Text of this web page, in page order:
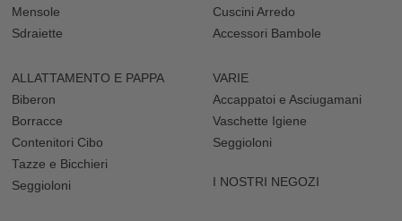
Mensole
Sdraiette
Cuscini Arredo
Accessori Bambole
ALLATTAMENTO E PAPPA
Biberon
Borracce
Contenitori Cibo
Tazze e Bicchieri
Seggioloni
VARIE
Accappatoi e Asciugamani
Vaschette Igiene
Seggioloni
I NOSTRI NEGOZI